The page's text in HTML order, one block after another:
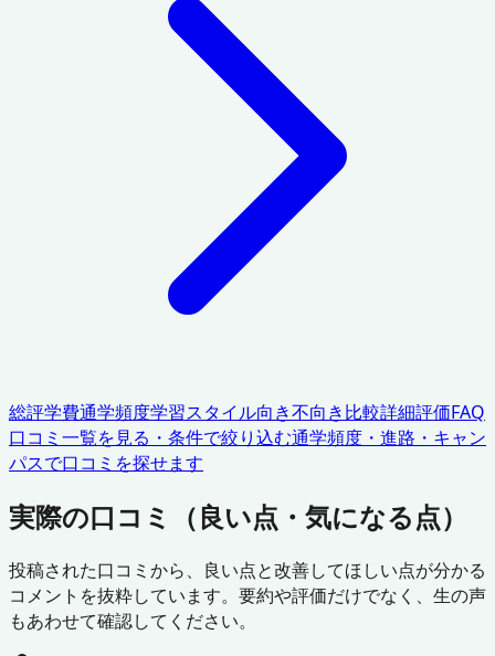
総評学費通学頻度学習スタイル向き不向き比較詳細評価FAQ
口コミ一覧を見る・条件で絞り込む通学頻度・進路・キャン
パスで口コミを探せます
実際の口コミ（良い点・気になる点）
投稿された口コミから、良い点と改善してほしい点が分かる
コメントを抜粋しています。要約や評価だけでなく、生の声
もあわせて確認してください。